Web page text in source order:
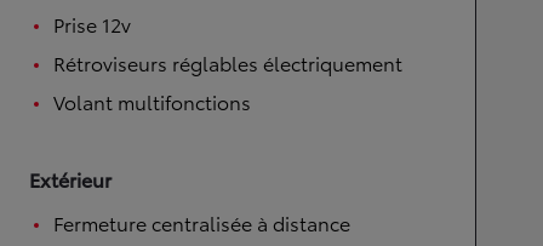
Prise 12v
Rétroviseurs réglables électriquement
Volant multifonctions
Extérieur
Fermeture centralisée à distance